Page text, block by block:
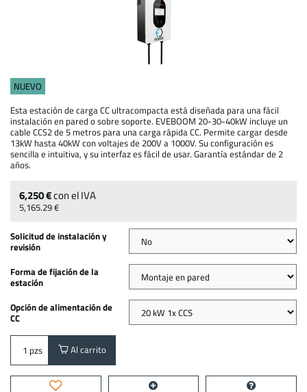
NUEVO
Esta estación de carga CC ultracompacta está diseñada para una fácil
instalación en pared o sobre soporte. EVEBOOM 20-30-40kW incluye un
cable CCS2 de 5 metros para una carga rápida CC. Permite cargar desde
13kW hasta 40kW con voltajes de 200V a 1000V. Su configuración es
sencilla e intuitiva, y su interfaz es fácil de usar. Garantía estándar de 2
años.
6,250 €con el IVA
5,165.29 €
Solicitud de instalación y
revisión
Forma de fijación de la
estación
Opción de alimentación de
CC
pzs Al carrito